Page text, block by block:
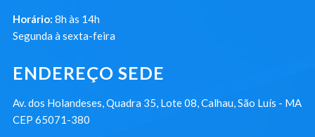
Horário: 8h às 14h
Segunda à sexta-feira
ENDEREÇO SEDE
Av. dos Holandeses, Quadra 35, Lote 08, Calhau, São Luís - MA
CEP 65071-380